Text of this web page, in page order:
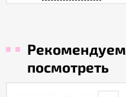
Рекомендуем
посмотреть